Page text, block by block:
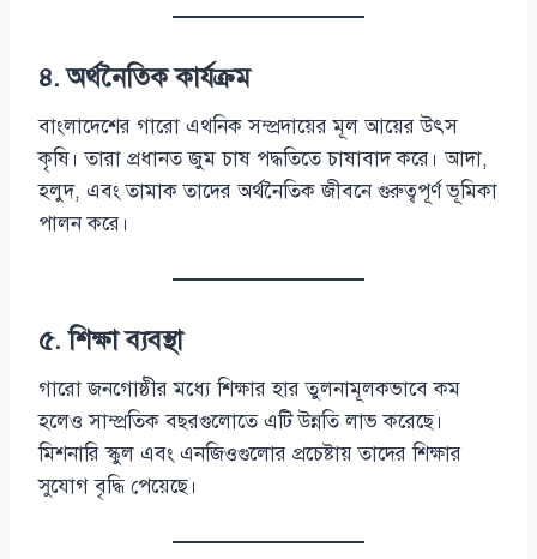
৪. অর্থনৈতিক কার্যক্রম
বাংলাদেশের গারো এথনিক সম্প্রদায়ের মূল আয়ের উৎস
কৃষি। তারা প্রধানত জুম চাষ পদ্ধতিতে চাষাবাদ করে। আদা,
হলুদ, এবং তামাক তাদের অর্থনৈতিক জীবনে গুরুত্বপূর্ণ ভূমিকা
পালন করে।
৫. শিক্ষা ব্যবস্থা
গারো জনগোষ্ঠীর মধ্যে শিক্ষার হার তুলনামূলকভাবে কম
হলেও সাম্প্রতিক বছরগুলোতে এটি উন্নতি লাভ করেছে।
মিশনারি স্কুল এবং এনজিওগুলোর প্রচেষ্টায় তাদের শিক্ষার
সুযোগ বৃদ্ধি পেয়েছে।